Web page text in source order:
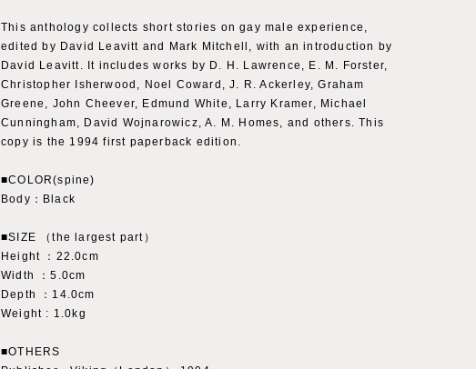
This anthology collects short stories on gay male experience,
edited by David Leavitt and Mark Mitchell, with an introduction by
David Leavitt. It includes works by D. H. Lawrence, E. M. Forster,
Christopher Isherwood, Noel Coward, J. R. Ackerley, Graham
Greene, John Cheever, Edmund White, Larry Kramer, Michael
Cunningham, David Wojnarowicz, A. M. Homes, and others. This
copy is the 1994 first paperback edition.
■COLOR(spine)
Body：Black
■SIZE （the largest part）
Height ：22.0cm
Width ：5.0cm
Depth ：14.0cm
Weight : 1.0kg
■OTHERS